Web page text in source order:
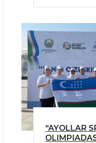
“AYOLLAR